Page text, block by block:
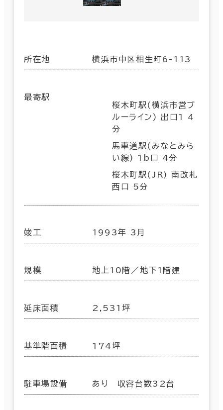
所在地 横浜市中区相生町6-113
最寄駅
桜木町駅(横浜市営ブ
ルーライン) 出口1 4
分
馬車道駅(みなとみら
い線) 1b口 4分
桜木町駅(JR) 南改札
西口 5分
竣工 1993年 3月
規模 地上10階／地下1階建
延床面積 2,531坪
基準階面積 174坪
駐車場設備 あり 収容台数32台